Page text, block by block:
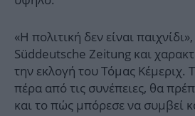
«Η πολιτική δεν είναι
Süddeutsche Zeitung και
την εκλογή του Τόμας Κέμεριχ.
πέρα από τις συνέπειες, θα
και το πώς μπόρεσε να συμβεί